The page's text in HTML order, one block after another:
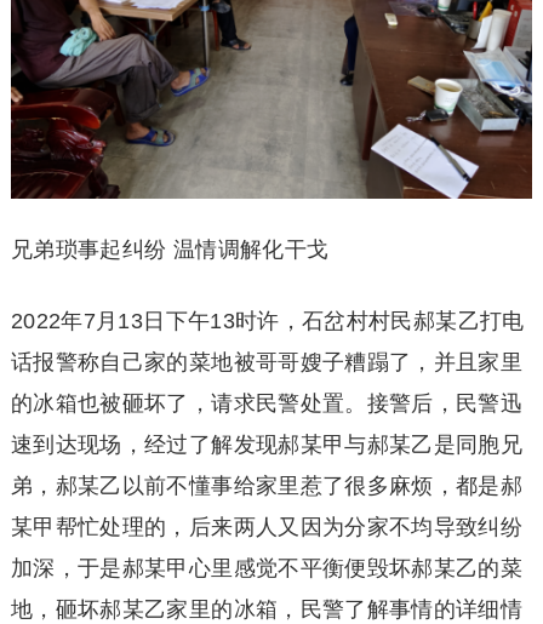
兄弟琐事起纠纷 温情调解化干戈
2022年7月13日下午13时许，石岔村村民郝某乙打电
话报警称自己家的菜地被哥哥嫂子糟蹋了，并且家里
的冰箱也被砸坏了，请求民警处置。接警后，民警迅
速到达现场，经过了解发现郝某甲与郝某乙是同胞兄
弟，郝某乙以前不懂事给家里惹了很多麻烦，都是郝
某甲帮忙处理的，后来两人又因为分家不均导致纠纷
加深，于是郝某甲心里感觉不平衡便毁坏郝某乙的菜
地，砸坏郝某乙家里的冰箱，民警了解事情的详细情